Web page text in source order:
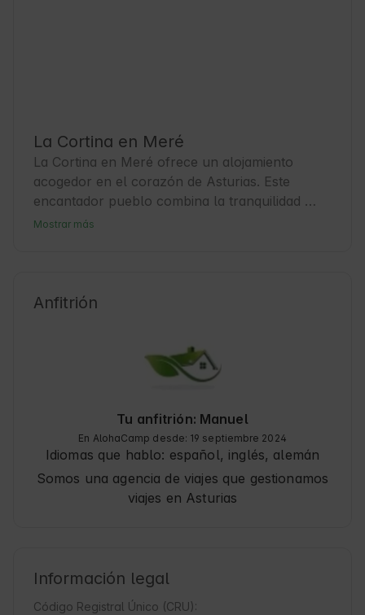
La Cortina en Meré
La Cortina en Meré ofrece un alojamiento
acogedor en el corazón de Asturias. Este
encantador pueblo combina la tranquilidad
rural con la riqueza cultural de la región. Los
partida ideal para explorar la costa cantábrica
locales que enriquecen la experiencia de viaje.
Mostrar más
Anfitrión
Tu anfitrión: Manuel
En AlohaCamp desde: 19 septiembre 2024
Idiomas que hablo: español, inglés, alemán
Somos una agencia de viajes que gestionamos
viajes en Asturias
Información legal
Código Registral Único (CRU):